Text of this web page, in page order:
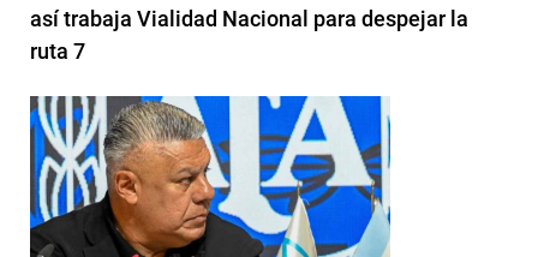
así trabaja Vialidad Nacional para despejar la
ruta 7